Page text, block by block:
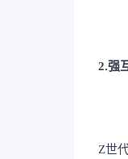
2.强
Z世